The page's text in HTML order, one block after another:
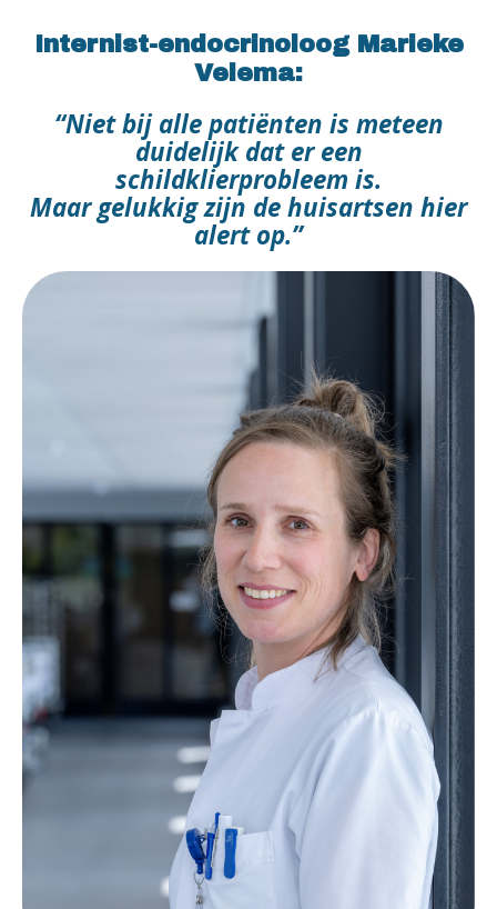
Internist-endocrinoloog Marieke
Velema:
“Niet bij alle patiënten is meteen
duidelijk dat er een
schildklierprobleem is.
Maar gelukkig zijn de huisartsen hier
alert op.”